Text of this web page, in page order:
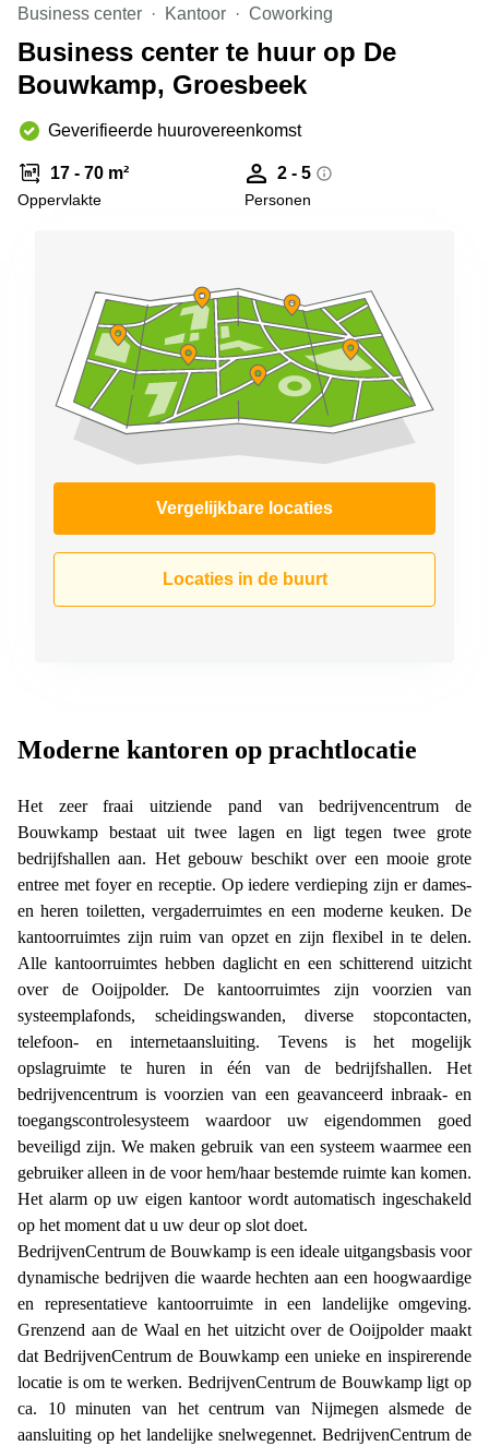
in Arnhem
Coworking
Hilversum
Coworking
space
Zwolle
Kantoor
Hengelo
Bedrijfsruimte
Huren in
Nijmegen
Business center Kantoor Coworking
Business center te huur op De
Bouwkamp, Groesbeek
Geverifieerde huurovereenkomst
17 - 70 m²
Oppervlakte
2 - 5
Personen
Vergelijkbare locaties
Locaties in de buurt
Moderne kantoren op prachtlocatie
Het zeer fraai uitziende pand van bedrijvencentrum de
Bouwkamp bestaat uit twee lagen en ligt tegen twee grote
bedrijfshallen aan. Het gebouw beschikt over een mooie grote
entree met foyer en receptie. Op iedere verdieping zijn er dames-
en heren toiletten, vergaderruimtes en een moderne keuken. De
kantoorruimtes zijn ruim van opzet en zijn flexibel in te delen.
Alle kantoorruimtes hebben daglicht en een schitterend uitzicht
over de Ooijpolder. De kantoorruimtes zijn voorzien van
systeemplafonds, scheidingswanden, diverse stopcontacten,
telefoon- en internetaansluiting. Tevens is het mogelijk
opslagruimte te huren in één van de bedrijfshallen. Het
bedrijvencentrum is voorzien van een geavanceerd inbraak- en
toegangscontrolesysteem waardoor uw eigendommen goed
beveiligd zijn. We maken gebruik van een systeem waarmee een
gebruiker alleen in de voor hem/haar bestemde ruimte kan komen.
Het alarm op uw eigen kantoor wordt automatisch ingeschakeld
op het moment dat u uw deur op slot doet.
BedrijvenCentrum de Bouwkamp is een ideale uitgangsbasis voor
dynamische bedrijven die waarde hechten aan een hoogwaardige
en representatieve kantoorruimte in een landelijke omgeving.
Grenzend aan de Waal en het uitzicht over de Ooijpolder maakt
dat BedrijvenCentrum de Bouwkamp een unieke en inspirerende
locatie is om te werken. BedrijvenCentrum de Bouwkamp ligt op
ca. 10 minuten van het centrum van Nijmegen alsmede de
aansluiting op het landelijke snelwegennet. BedrijvenCentrum de